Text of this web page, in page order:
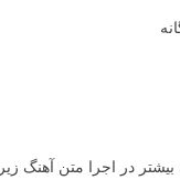
در اجرا متن آهنگ زیر